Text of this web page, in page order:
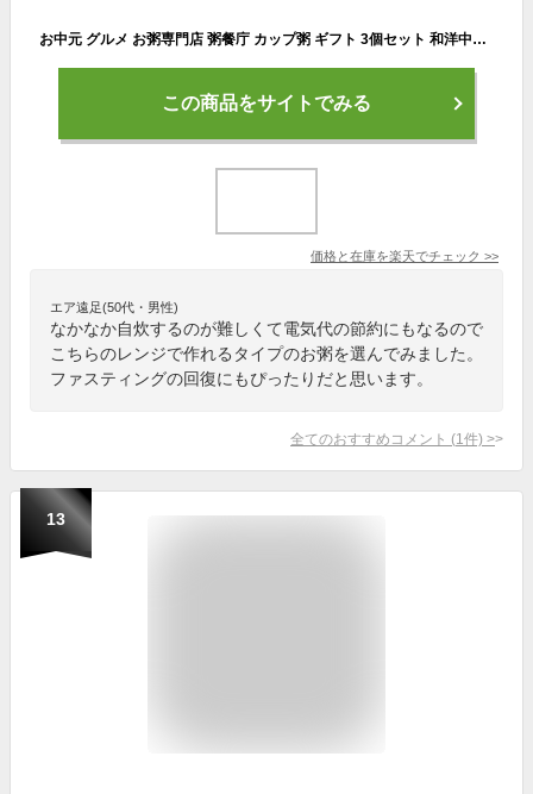
お中元 グルメ お粥専門店 粥餐庁 カップ粥 ギフト 3個セット 和洋中3種 レンジで簡単 おかゆ レトルト 玄米 粥 セット 粥さんちん 雑炊 レンチン ご飯 ファスティング スープごはん 中華粥 ランキング レトルト食品 詰め合わせ 具粥 回復食 おかゆカップ
この商品をサイトでみる
価格と在庫を楽天でチェック >>
エア遠足(50代・男性)
なかなか自炊するのが難しくて電気代の節約にもなるので
こちらのレンジで作れるタイプのお粥を選んでみました。
ファスティングの回復にもぴったりだと思います。
全てのおすすめコメント (1 件) >
13